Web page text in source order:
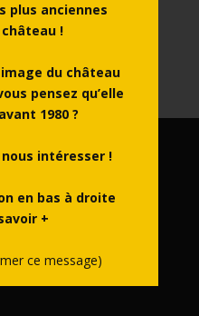
plus anciennes
!
du château
pensez qu’elle
1980 ?
intéresser !
en bas à droite
+
ce message)